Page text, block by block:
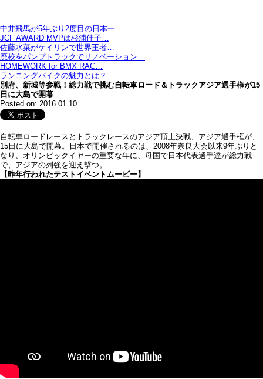
中井飛馬が5年ぶり2度目の日本一…
JCF AWARD MVPは杉浦佳子…
佐藤水菜がケイリンで世界王者…
廃校をパンプトラックでリノベーション…
HOMEWORK for BMX RAC…
ランニングバイクの魅力とは？…
別府、新城等参戦！総力戦で挑む自転車ロード＆トラックアジア選手権が15
日に大島で開幕
Posted on: 2016.01.10
自転車ロードレースとトラックレースのアジア頂上決戦、アジア選手権が、
15日に大島で開幕。日本で開催されるのは、2008年奈良大会以来9年ぶりと
なり、オリンピックイヤーの重要な年に、母国で日本代表選手達が総力戦
で、アジアの列強を迎え撃つ。
【昨年行われたテストイベントムービー】